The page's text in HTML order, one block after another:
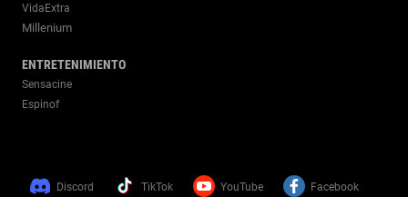
VidaExtra
Millenium
ENTRETENIMIENTO
Sensacine
Espinof
Discord TikTok YouTube Facebook